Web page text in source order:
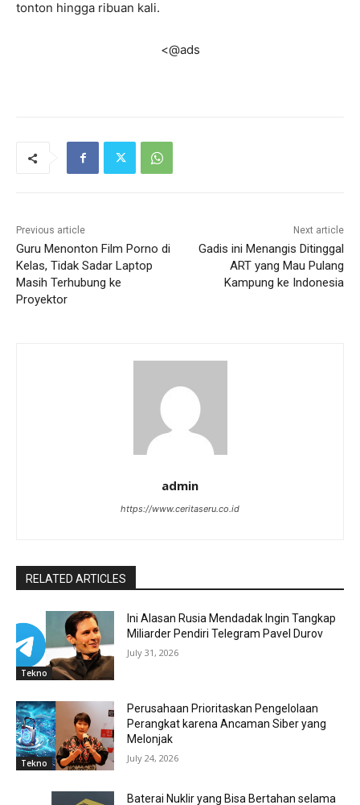
tonton hingga ribuan kali.
<@ads
Previous article
Guru Menonton Film Porno di
Kelas, Tidak Sadar Laptop
Masih Terhubung ke
Proyektor
Next article
Gadis ini Menangis Ditinggal
ART yang Mau Pulang
Kampung ke Indonesia
admin
https://www.ceritaseru.co.id
RELATED ARTICLES
Tekno
Ini Alasan Rusia Mendadak Ingin Tangkap
Miliarder Pendiri Telegram Pavel Durov
July 31, 2026
Tekno
Perusahaan Prioritaskan Pengelolaan
Perangkat karena Ancaman Siber yang
Melonjak
July 24, 2026
Baterai Nuklir yang Bisa Bertahan selama